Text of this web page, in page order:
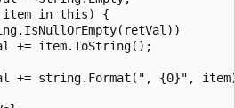
in this) {
+= item.ToString();
+= string.Format(", {0}",